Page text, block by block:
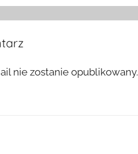
nie zostanie opublikowany.